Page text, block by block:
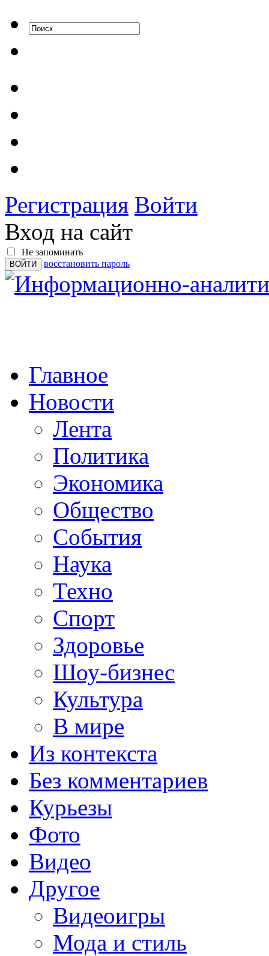
Регистрация Войти
Вход на сайт
Не запоминать
восстановить пароль
Главное
Новости
Лента
Политика
Экономика
Общество
События
Наука
Техно
Спорт
Здоровье
Шоу-бизнес
Культура
В мире
Из контекста
Без комментариев
Курьезы
Фото
Видео
Другое
Видеоигры
Мода и стиль